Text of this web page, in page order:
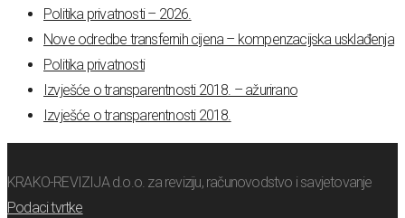
Politika privatnosti – 2026.
Nove odredbe transfernih cijena – kompenzacijska usklađenja
Politika privatnosti
Izvješće o transparentnosti 2018. – ažurirano
Izvješće o transparentnosti 2018.
KRAKO-REVIZIJA d.o.o. za reviziju, računovodstvo i savjetovanje
Podaci tvrtke